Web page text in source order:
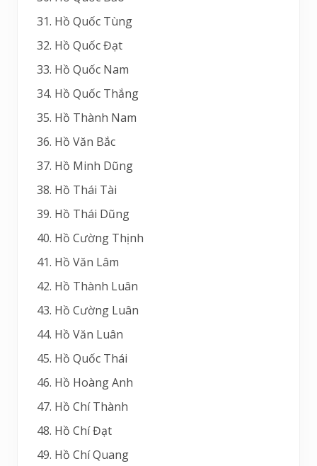
Hồ Quốc Tùng
Hồ Quốc Đạt
Hồ Quốc Nam
Hồ Quốc Thắng
Hồ Thành Nam
Hồ Văn Bắc
Hồ Minh Dũng
Hồ Thái Tài
Hồ Thái Dũng
Hồ Cường Thịnh
Hồ Văn Lâm
Hồ Thành Luân
Hồ Cường Luân
Hồ Văn Luân
Hồ Quốc Thái
Hồ Hoàng Anh
Hồ Chí Thành
Hồ Chí Đạt
Hồ Chí Quang